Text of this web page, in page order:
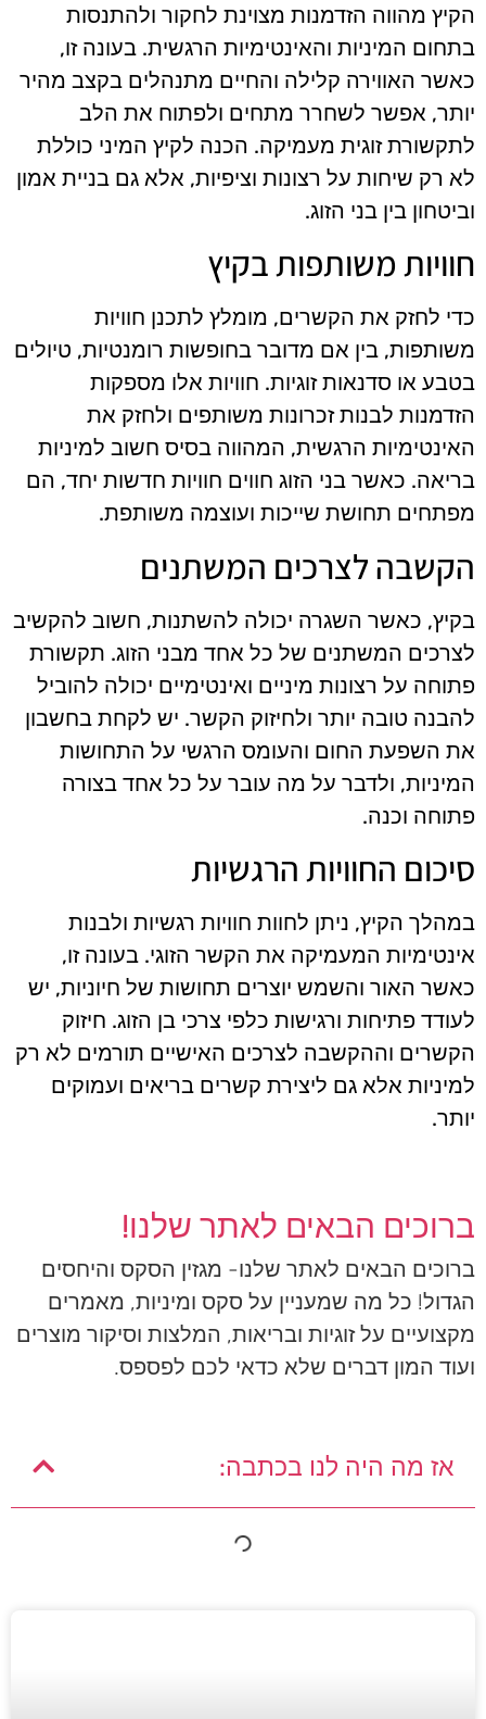
הקיץ מהווה הזדמנות מצוינת לחקור ולהתנסות
בתחום המיניות והאינטימיות הרגשית. בעונה זו,
כאשר האווירה קלילה והחיים מתנהלים בקצב מהיר
יותר, אפשר לשחרר מתחים ולפתוח את הלב
לתקשורת זוגית מעמיקה. הכנה לקיץ המיני כוללת
לא רק שיחות על רצונות וציפיות, אלא גם בניית אמון
וביטחון בין בני הזוג.
חוויות משותפות בקיץ
כדי לחזק את הקשרים, מומלץ לתכנן חוויות
משותפות, בין אם מדובר בחופשות רומנטיות, טיולים
בטבע או סדנאות זוגיות. חוויות אלו מספקות
הזדמנות לבנות זכרונות משותפים ולחזק את
האינטימיות הרגשית, המהווה בסיס חשוב למיניות
בריאה. כאשר בני הזוג חווים חוויות חדשות יחד, הם
מפתחים תחושת שייכות ועוצמה משותפת.
הקשבה לצרכים המשתנים
בקיץ, כאשר השגרה יכולה להשתנות, חשוב להקשיב
לצרכים המשתנים של כל אחד מבני הזוג. תקשורת
פתוחה על רצונות מיניים ואינטימיים יכולה להוביל
להבנה טובה יותר ולחיזוק הקשר. יש לקחת בחשבון
את השפעת החום והעומס הרגשי על התחושות
המיניות, ולדבר על מה עובר על כל אחד בצורה
פתוחה וכנה.
סיכום החוויות הרגשיות
במהלך הקיץ, ניתן לחוות חוויות רגשיות ולבנות
אינטימיות המעמיקה את הקשר הזוגי. בעונה זו,
כאשר האור והשמש יוצרים תחושות של חיוניות, יש
לעודד פתיחות ורגישות כלפי צרכי בן הזוג. חיזוק
הקשרים וההקשבה לצרכים האישיים תורמים לא רק
למיניות אלא גם ליצירת קשרים בריאים ועמוקים
יותר.
ברוכים הבאים לאתר שלנו!
ברוכים הבאים לאתר שלנו- מגזין הסקס והיחסים
הגדול! כל מה שמעניין על סקס ומיניות, מאמרים
מקצועיים על זוגיות ובריאות, המלצות וסיקור מוצרים
ועוד המון דברים שלא כדאי לכם לפספס.
אז מה היה לנו בכתבה: